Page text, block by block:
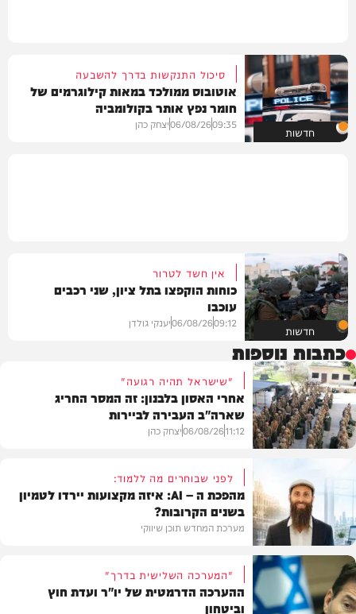
חדשות
סיכול התנקשות בדרך להשבעה
אוטובוס ממולכד במאות קילוגרמים של
חומר נפץ אותר בקולומביה
09:35
06/08/26יצחק כהן
חדשות
אין חשד לטרור
כוחות הוקפצו בתל ציון, שני רכבים
עוכבו
09:12
06/08/26יענקי גולדן
כתבות נוספות
מדיני
"שישראל תהיה רגועה"
אחרי האסון בלבנון: זה המסר החריג
שארה"ב העבירה לביירות
11:12
06/08/26יצחק כהן
תוכן שיווקי
לפני שבוחרים מה ללמוד:
מהפכת ה – AI: איזה מקצועות יירדו לטמיון
בשנים הקרובות?
מערכת המחדש תוכן שיווקי
"המערכה השלישית בדרך"
ההערכה הדרמטית של יו"ר ועדת חוץ
וביטחון